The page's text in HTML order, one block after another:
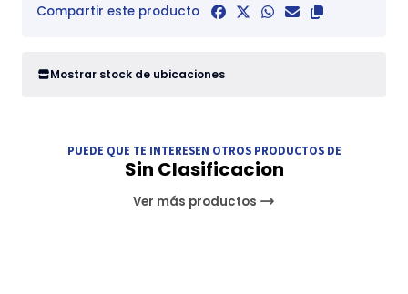
Compartir este producto
Mostrar stock de ubicaciones
PUEDE QUE TE INTERESEN OTROS PRODUCTOS DE
Sin Clasificacion
Ver más productos